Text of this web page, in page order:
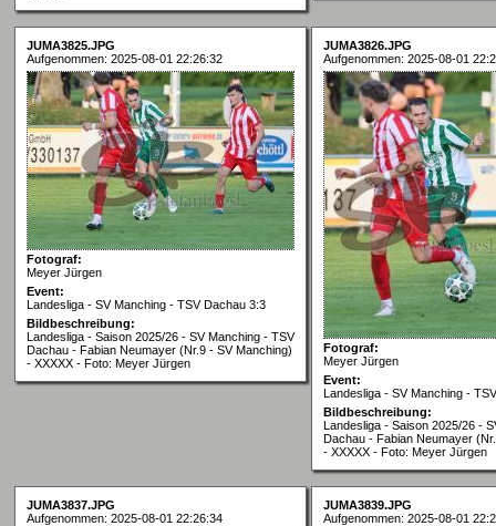
JUMA3825.JPG
Aufgenommen: 2025-08-01 22:26:32
Fotograf:
Meyer Jürgen
Event:
Landesliga - SV Manching - TSV Dachau 3:3
Bildbeschreibung:
Landesliga - Saison 2025/26 - SV Manching - TSV
Dachau - Fabian Neumayer (Nr.9 - SV Manching)
- XXXXX - Foto: Meyer Jürgen
JUMA3826.JPG
Aufgenommen: 2025-08-01
Fotograf:
Meyer Jürgen
Event:
Landesliga - SV Manching -
Bildbeschreibung:
Landesliga - Saison 2025/26 -
Dachau - Fabian Neumayer
- XXXXX - Foto: Meyer Jürgen
JUMA3837.JPG
Aufgenommen: 2025-08-01 22:26:34
JUMA3839.JPG
Aufgenommen: 2025-08-01